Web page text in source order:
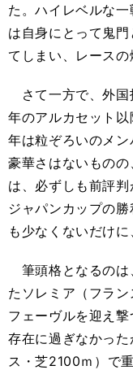
た。ハイレベルな
は自身にとって鬼
てしまい、レースの
さて一方で、外国
年のアルカセット
年は粒ぞろいのメ
豪華さはないもの
は、必ずしも前評判
ジャパンカップの
も少なくないだけに
筆頭格となるのは
たソレミア（フラ
フェーヴルを迎え
存在に過ぎなかっ
ス・芝2100ｍ）で